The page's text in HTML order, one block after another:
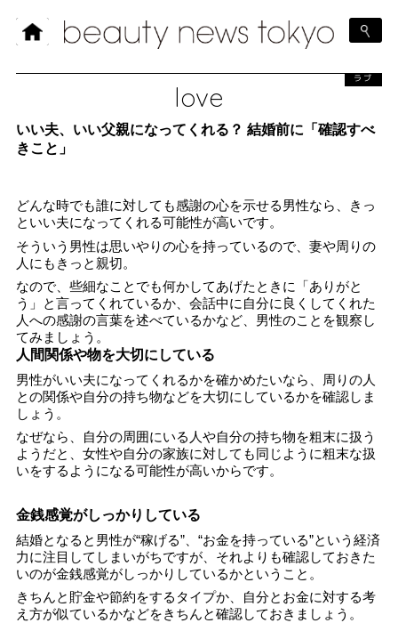
love
ラブ
いい夫、いい父親になってくれる？ 結婚前に「確認すべ
きこと」
どんな時でも誰に対しても感謝の心を示せる男性なら、きっ
といい夫になってくれる可能性が高いです。
そういう男性は思いやりの心を持っているので、妻や周りの
人にもきっと親切。
なので、些細なことでも何かしてあげたときに「ありがと
う」と言ってくれているか、会話中に自分に良くしてくれた
人への感謝の言葉を述べているかなど、男性のことを観察し
てみましょう。
人間関係や物を大切にしている
男性がいい夫になってくれるかを確かめたいなら、周りの人
との関係や自分の持ち物などを大切にしているかを確認しま
しょう。
なぜなら、自分の周囲にいる人や自分の持ち物を粗末に扱う
ようだと、女性や自分の家族に対しても同じように粗末な扱
いをするようになる可能性が高いからです。
金銭感覚がしっかりしている
結婚となると男性が“稼げる”、“お金を持っている”という経済
力に注目してしまいがちですが、それよりも確認しておきた
いのが金銭感覚がしっかりしているかということ。
きちんと貯金や節約をするタイプか、自分とお金に対する考
え方が似ているかなどをきちんと確認しておきましょう。